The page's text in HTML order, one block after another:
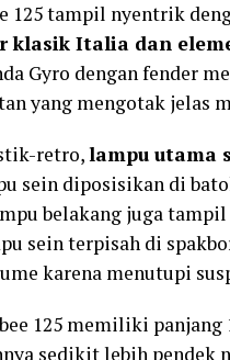
125 tampil nyentrik
klasik Italia dan
Gyro dengan fender
yang mengotak jelas
retro,lampu utama
sein diposisikan di
belakang juga
sein terpisah di
karena menutupi
125 memiliki panjang
sedikit lebih pendek